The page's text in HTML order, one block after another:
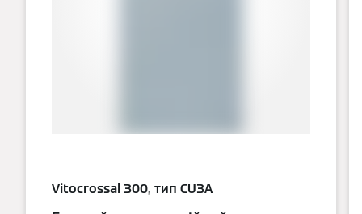
Vitocrossal 300, тип CU3A